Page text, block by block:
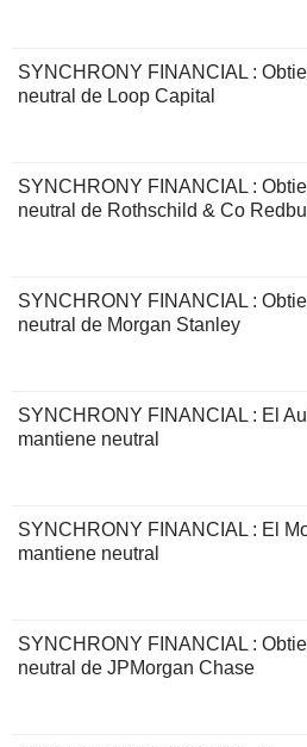
SYNCHRONY FINANCIAL :
neutral de Loop Capital
SYNCHRONY FINANCIAL :
neutral de Rothschild & Co
SYNCHRONY FINANCIAL :
neutral de Morgan Stanley
SYNCHRONY FINANCIAL : El
mantiene neutral
SYNCHRONY FINANCIAL : El
mantiene neutral
SYNCHRONY FINANCIAL :
neutral de JPMorgan Chase